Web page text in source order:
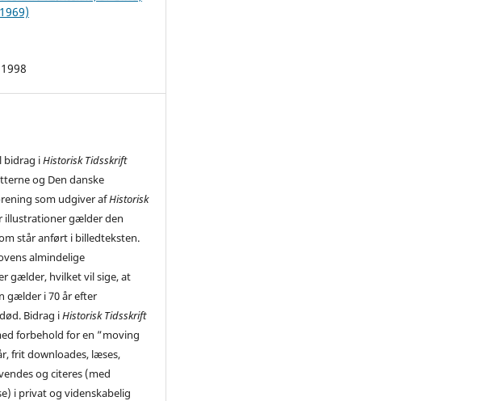
bidrag iHistorisk Tidsskrift
og Den danske
som udgiver afHistorisk
illustrationer gælder den
står anført i billedteksten.
almindelige
gælder, hvilket vil sige, at
gælder i 70 år efter
Bidrag iHistorisk Tidsskrift
forbehold for en ”moving
frit downloades, læses,
og citeres (med
i privat og videnskabelig